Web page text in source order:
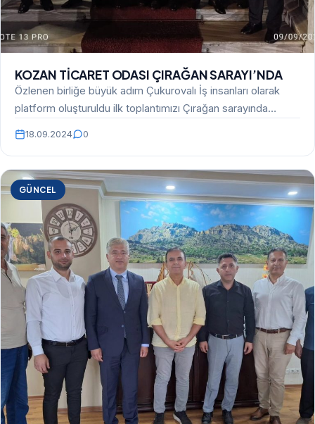
KOZAN TİCARET ODASI ÇIRAĞAN SARAYI’NDA
Özlenen birliğe büyük adım Çukurovalı İş insanları olarak
platform oluşturuldu ilk toplantımızı Çırağan sarayında
yaparak büyük…
18.09.2024 0
GÜNCEL